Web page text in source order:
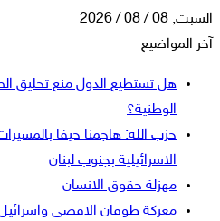
السبت, 08 / 08 / 2026
آخر المواضيع
هل تستطيع الدول منع تحليق
الوطنية؟
حزب الله: هاجمنا حيفا
الاسرائيلية بجنوب لبنان
مهزلة حقوق الانسان
معركة طوفان الاقصى